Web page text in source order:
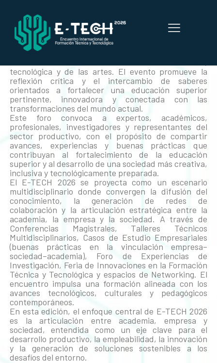
ENCUENTRO E-TECH
El E-TECH 2026 es un encuentro internacional que
se consolida como un espacio dinámico de diálogo,
participación y construcción colectiva del
tecnológica y de las artes. El evento promueve la
reflexión crítica y el intercambio de saberes
orientados a fortalecer una educación superior
pertinente, innovadora y conectada con las
transformaciones del mundo actual.
Este foro convoca a expertos, académicos,
profesionales, investigadores y representantes del
sector productivo, con el propósito de compartir
avances, experiencias y buenas prácticas que
contribuyan al fortalecimiento de la educación
superior y al desarrollo de una sociedad más creativa,
inclusiva y tecnológicamente preparada.
El E-TECH 2026 se proyecta como un escenario
multidisciplinario donde convergen la difusión del
conocimiento, la generación de redes de
colaboración y la articulación estratégica entre la
academia, la empresa y la sociedad. A través de
Conferencias Magistrales, Talleres Técnicos
Multidisciplinarios, Casos de Estudio Empresariales
(buenas prácticas en la vinculación empresa–
sociedad–academia), Foro de Experiencias de
Investigación, Feria de Innovaciones en la Formación
Técnica y Tecnológica y espacios de Networking. El
encuentro impulsa una formación alineada con los
avances tecnológicos, culturales y pedagógicos
contemporáneos.
En esta edición, el enfoque central de E-TECH 2026
es la articulación entre academia, empresa y
sociedad, entendida como un eje clave para el
desarrollo productivo, la empleabilidad, la innovación
y la generación de soluciones sostenibles a los
desafíos del entorno.